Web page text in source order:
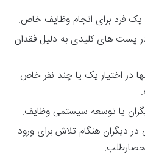
فرد برای انجام وظایف خاص.
پست های کلیدی به دلیل فقدان
در اختیار یک یا چند نفر خاص
یا توسعه سیستمی وظایف.
دیگران هنگام تلاش برای ورود